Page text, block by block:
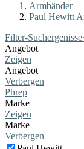
Armbänder
Paul Hewitt
Filter-Suchergenisse
Angebot
Zeigen
Angebot
Verbergen
Phrep
Marke
Zeigen
Marke
Verbergen